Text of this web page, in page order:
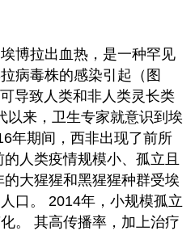
埃博拉出血热，是一种罕见
病毒株的感染引起（图
导致人类和非人类灵长类
以来，卫生专家就意识到埃
年期间，西非出现了前所
人类疫情规模小、孤立且
大猩猩和黑猩猩种群受埃
口。 2014年，小规模孤立
。 其高传播率，加上治疗